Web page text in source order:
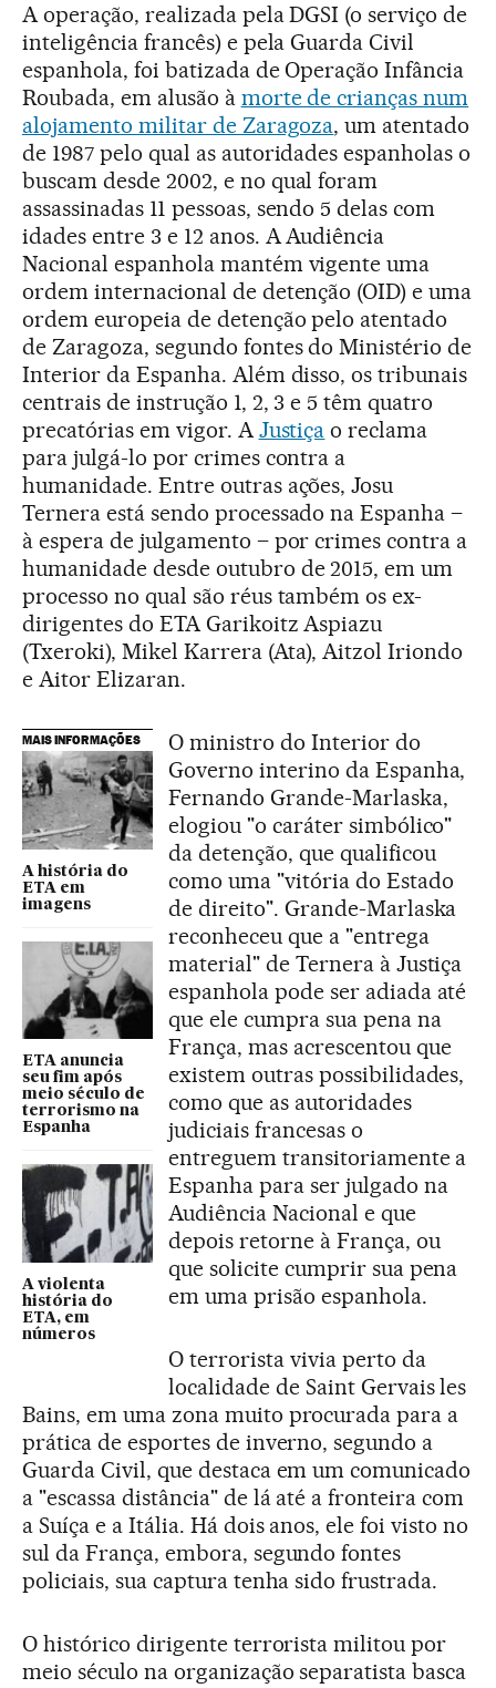
A operação, realizada pela DGSI (o serviço de
inteligência francês) e pela Guarda Civil
espanhola, foi batizada de Operação Infância
Roubada, em alusão à morte de crianças num
alojamento militar de Zaragoza, um atentado
de 1987 pelo qual as autoridades espanholas o
buscam desde 2002, e no qual foram
assassinadas 11 pessoas, sendo 5 delas com
idades entre 3 e 12 anos. A Audiência
Nacional espanhola mantém vigente uma
ordem internacional de detenção (OID) e uma
ordem europeia de detenção pelo atentado
de Zaragoza, segundo fontes do Ministério de
Interior da Espanha. Além disso, os tribunais
centrais de instrução 1, 2, 3 e 5 têm quatro
precatórias em vigor. AJustiça o reclama
para julgá-lo por crimes contra a
humanidade. Entre outras ações, Josu
Ternera está sendo processado na Espanha –
à espera de julgamento – por crimes contra a
humanidade desde outubro de 2015, em um
processo no qual são réus também os ex-
dirigentes do ETA Garikoitz Aspiazu
(Txeroki), Mikel Karrera (Ata), Aitzol Iriondo
e Aitor Elizaran.
MAIS INFORMAÇÕES
A história do
ETA em
imagens
ETA anuncia
seu fim após
meio século de
terrorismo na
Espanha
A violenta
história do
ETA, em
números
O ministro do Interior do
Governo interino da Espanha,
Fernando Grande-Marlaska,
elogiou "o caráter simbólico"
da detenção, que qualificou
como uma "vitória do Estado
de direito". Grande-Marlaska
reconheceu que a "entrega
material" de Ternera à Justiça
espanhola pode ser adiada até
que ele cumpra sua pena na
França, mas acrescentou que
existem outras possibilidades,
como que as autoridades
judiciais francesas o
entreguem transitoriamente a
Espanha para ser julgado na
Audiência Nacional e que
depois retorne à França, ou
que solicite cumprir sua pena
em uma prisão espanhola.
O terrorista vivia perto da
localidade de Saint Gervais les
Bains, em uma zona muito procurada para a
prática de esportes de inverno, segundo a
Guarda Civil, que destaca em um comunicado
a "escassa distância" de lá até a fronteira com
a Suíça e a Itália. Há dois anos, ele foi visto no
sul da França, embora, segundo fontes
policiais, sua captura tenha sido frustrada.
O histórico dirigente terrorista militou por
meio século na organização separatista basca